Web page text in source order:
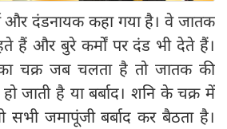
और दंडनायक कहा गया है। वे जातक
हैं और बुरे कर्मों पर दंड भी देते हैं।
चक्र जब चलता है तो जातक की
जाती है या बर्बाद। शनि के चक्र में
जमापूंजी बर्बाद कर बैठता है।